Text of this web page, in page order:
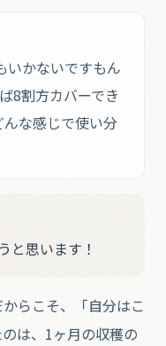
いかないですもん
8割方カバーでき
んな感じで使い分
と思います！
らこそ、「自分はこ
は、1ヶ月の収穫の